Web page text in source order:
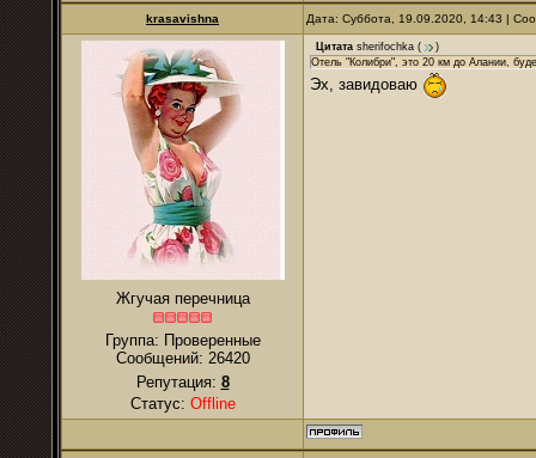
krasavishna Дата: Суббота, 19.09.2020, 14:43 |
Жгучая перечница
Группа: Проверенные
Сообщений: 26420
Репутация: 8
Статус: Offline
Цитата sherifochka (
)
Отель "Колибри", это 20 км до Алании,
Эх, завидоваю